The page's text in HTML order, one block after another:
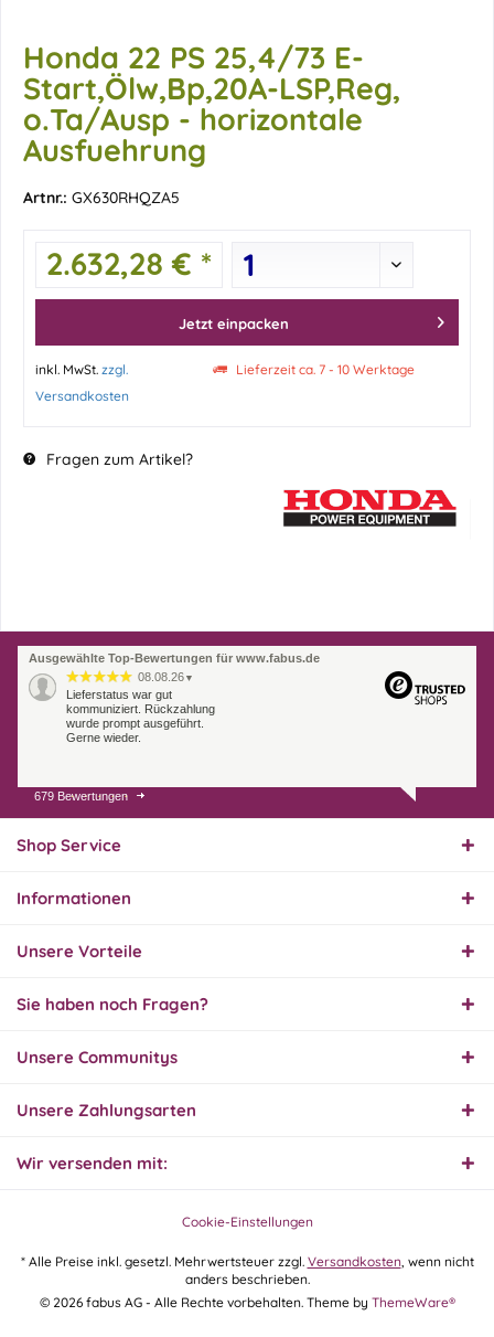
Honda 22 PS 25,4/73 E-
Start,Ölw,Bp,20A-LSP,Reg,
o.Ta/Ausp - horizontale
Ausfuehrung
Artnr.: GX630RHQZA5
2.632,28 € *
Jetzt einpacken
inkl. MwSt. zzgl.
Versandkosten
Lieferzeit ca. 7 - 10 Werktage
Fragen zum Artikel?
Ausgewählte Top-Bewertungen für www.fabus.de
08.08.26 ▼
Lieferstatus war gut
kommuniziert. Rückzahlung
wurde prompt ausgeführt.
Gerne wieder.
07.08.26
Endlich das richtige
Innerhalb 2 Tagen Ware
geliefert. Sehr gut!
31.07.26
Super schnelle Lieferung,
wieder, vielen Dank.
30.07.26▼
679 Bewertungen
Shop Service
Informationen
Unsere Vorteile
Sie haben noch Fragen?
Unsere Communitys
Unsere Zahlungsarten
Wir versenden mit:
Cookie-Einstellungen
* Alle Preise inkl. gesetzl. Mehrwertsteuer zzgl. Versandkosten, wenn nicht
anders beschrieben.
© 2026 fabus AG - Alle Rechte vorbehalten. Theme by ThemeWare®